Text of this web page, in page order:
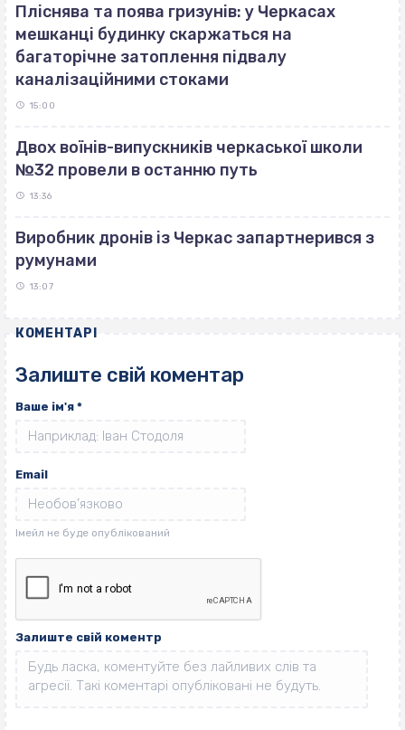
Пліснява та поява гризунів: у Черкасах
мешканці будинку скаржаться на
багаторічне затоплення підвалу
каналізаційними стоками
15:00
Двох воїнів-випускників черкаської школи
№32 провели в останню путь
13:36
Виробник дронів із Черкас запартнерився з
румунами
13:07
КОМЕНТАРІ
Залиште свій коментар
Ваше ім'я *
Email
Залиште свій коментр